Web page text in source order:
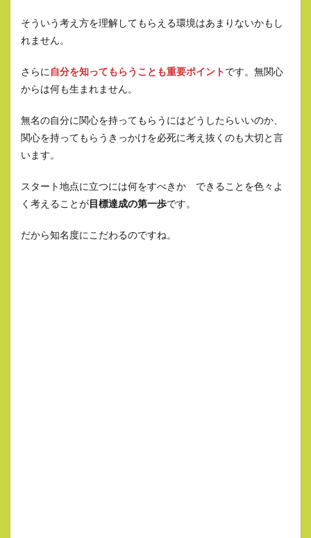
そういう考え方を理解してもらえる環境はあまりないかもし
れません。
さらに 自分を知ってもらうことも重要ポイントです。無関心
からは何も生まれません。
無名の自分に関心を持ってもらうにはどうしたらいいのか、
関心を持ってもらうきっかけを必死に考え抜くのも大切と言
います。
スタート地点に立つには何をすべきか できることを色々よ
く考えることが目標達成の第一歩です。
だから知名度にこだわるのですね。